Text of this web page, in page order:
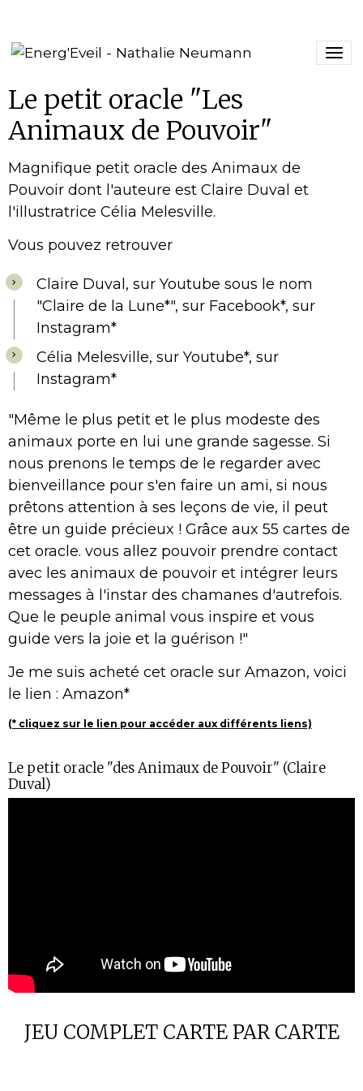
Le petit oracle "Les
Animaux de Pouvoir"
Magnifique petit oracle des Animaux de
Pouvoir dont l'auteure est Claire Duval et
l'illustratrice Célia Melesville.
Vous pouvez retrouver
Claire Duval, sur Youtube sous le nom
"Claire de la Lune*", sur Facebook*, sur
Instagram*
Célia Melesville, sur Youtube*, sur
Instagram*
"Même le plus petit et le plus modeste des
animaux porte en lui une grande sagesse. Si
nous prenons le temps de le regarder avec
bienveillance pour s'en faire un ami, si nous
prêtons attention à ses leçons de vie, il peut
être un guide précieux ! Grâce aux 55 cartes de
cet oracle. vous allez pouvoir prendre contact
avec les animaux de pouvoir et intégrer leurs
messages à l'instar des chamanes d'autrefois.
Que le peuple animal vous inspire et vous
guide vers la joie et la guérison !"
Je me suis acheté cet oracle sur Amazon, voici
le lien : Amazon*
(* cliquez sur le lien pour accéder aux différents liens)
Le petit oracle "des Animaux de Pouvoir" (Claire
Duval)
JEU COMPLET CARTE PAR CARTE